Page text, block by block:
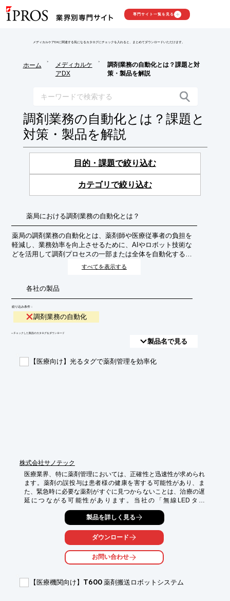
専門サイト一覧を見る
メディカルケアDXに関連する気になるカタログにチェックを入れると、まとめてダウンロードいただけます。
ホーム
>
メディカルケ
アDX
>
調剤業務の自動化とは？課題と対
策・製品を解説
調剤業務の自動化とは？課題と
対策・製品を解説
目的・課題で絞り込む
カテゴリで絞り込む
薬局における調剤業務の自動化とは？
薬局の調剤業務の自動化とは、薬剤師や医療従事者の負担を
軽減し、業務効率を向上させるために、AIやロボット技術な
どを活用して調剤プロセスの一部または全体を自動化するこ
とです。これにより、ヒューマンエラーの削減、待ち時間の
短縮、より高度な医療サービスへの注力が期待されます。
すべてを表示する
各社の製品
絞り込み条件：
調剤業務の自動化
​▼チェックした製品のカタログをダウンロード
製品名で見る
【医療向け】光るタグで薬剤管理を効率化
株式会社サノテック
医療業界、特に薬剤管理においては、正確性と迅速性が求められ
ます。薬剤の誤投与は患者様の健康を害する可能性があり、ま
た、緊急時に必要な薬剤がすぐに見つからないことは、治療の遅
延につながる可能性があります。当社の「無線LEDタグ
『STOC』置場管理システム」は、薬剤の保管場所を光で知らせ
ることで、これらの課題を解決します。
【活用シーン】
・薬剤棚の管理
・薬剤のピッキング作業
・薬剤の検索時間の短縮
製品を詳しく見る
ダウンロード
お問い合わせ
【医療機関向け】T600 薬剤搬送ロボットシステム